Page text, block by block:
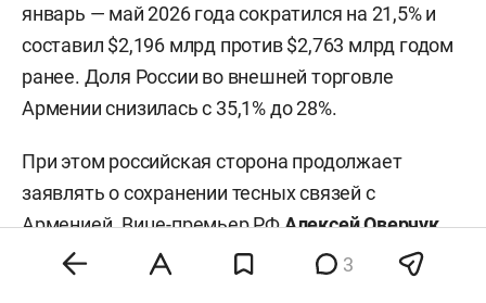
январь — май 2026 года сократился на 21,5% и
составил $2,196 млрд против $2,763 млрд годом
ранее. Доля России во внешней торговле
Армении снизилась с 35,1% до 28%.
При этом российская сторона продолжает
заявлять о сохранении тесных связей с
Арменией. Вице-премьер РФАлексей Оверчук
ранее
отмечал, что Москва «с пониманием
3